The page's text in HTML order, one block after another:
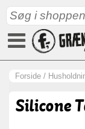
Forside /
Silicone